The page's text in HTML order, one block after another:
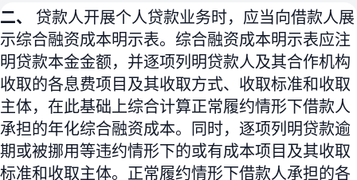
二、 贷款人开展个人贷款业务时，应当向借款人展
示综合融资成本明示表。综合融资成本明示表应注
明贷款本金金额，并逐项列明贷款人及其合作机构
收取的各息费项目及其收取方式、收取标准和收取
主体，在此基础上综合计算正常履约情形下借款人
承担的年化综合融资成本。同时，逐项列明贷款逾
期或被挪用等违约情形下的或有成本项目及其收取
标准和收取主体。正常履约情形下借款人承担的各